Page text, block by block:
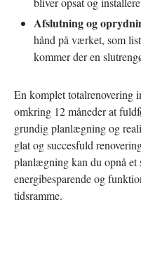
Afslutning og
hånd på værket, som
kommer der en
En komplet totalrenovering
omkring 12 måneder at
grundig planlægning og
glat og succesfuld
planlægning kan du opnå et
energibesparende og
tidsramme.